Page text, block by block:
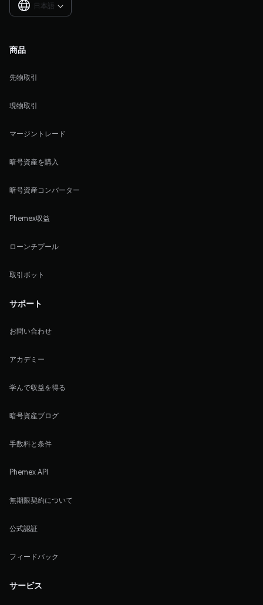
日本語 
商品
先物取引
現物取引
マージントレード
暗号資産を購入
暗号資産コンバーター
Phemex収益
ローンチプール
取引ボット
サポート
お問い合わせ
アカデミー
学んで収益を得る
暗号資産ブログ
手数料と条件
Phemex API
無期限契約について
公式認証
フィードバック
サービス